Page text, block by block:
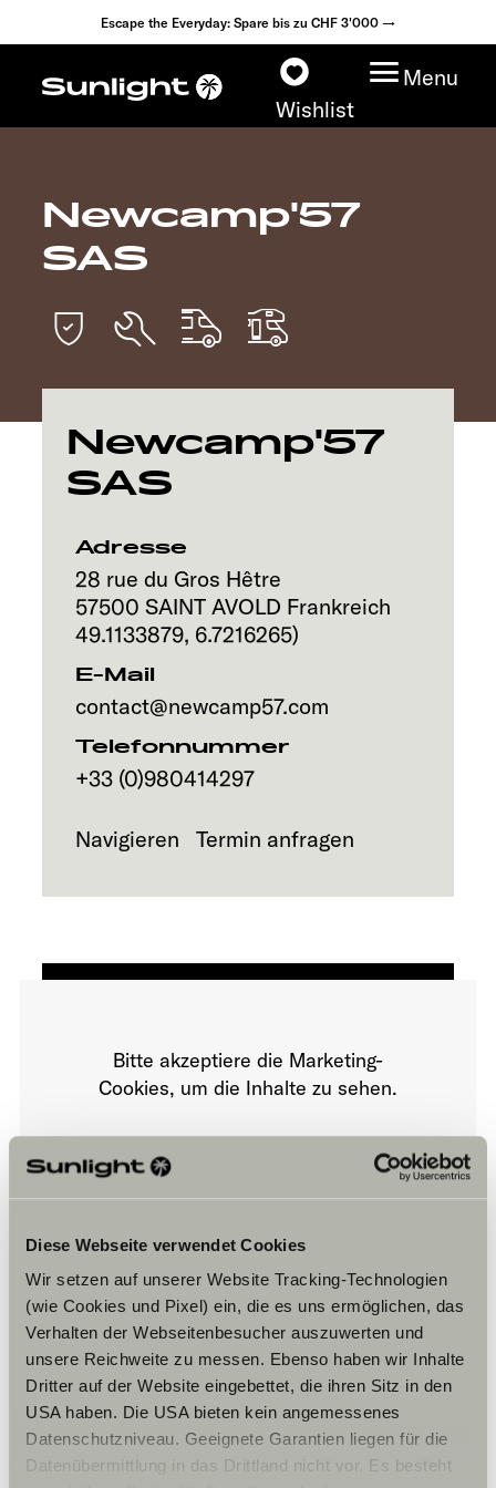
Diese Webseite verwendet Cookies
Wir setzen auf unserer Website Tracking-Technologien
(wie Cookies und Pixel) ein, die es uns ermöglichen, das
Verhalten der Webseitenbesucher auszuwerten und
unsere Reichweite zu messen. Ebenso haben wir Inhalte
Dritter auf der Website eingebettet, die ihren Sitz in den
USA haben. Die USA bieten kein angemessenes
Datenschutzniveau. Geeignete Garantien liegen für die
Datenübermittlung in das Drittland nicht vor. Es besteht
Escape the Everyday: Spare bis zu CHF 3'000 →
Wishlist
Menu
Modelle
Fahrzeugfinder
Explore
Newcamp'57
SAS
Newcamp'57
SAS
Adresse
28 rue du Gros Hêtre
57500 SAINT AVOLD Frankreich
49.1133879, 6.7216265)
E-Mail
contact@newcamp57.com
Telefonnummer
+33 (0)980414297
Navigieren Termin anfragen
Öffnungszeiten
Horaires d’ouverture de la concession
Vente de véhicules
Mardi -Samedi :
Bitte akzeptiere die Marketing-
Cookies, um die Inhalte zu sehen.
Cookie-Einstellungen